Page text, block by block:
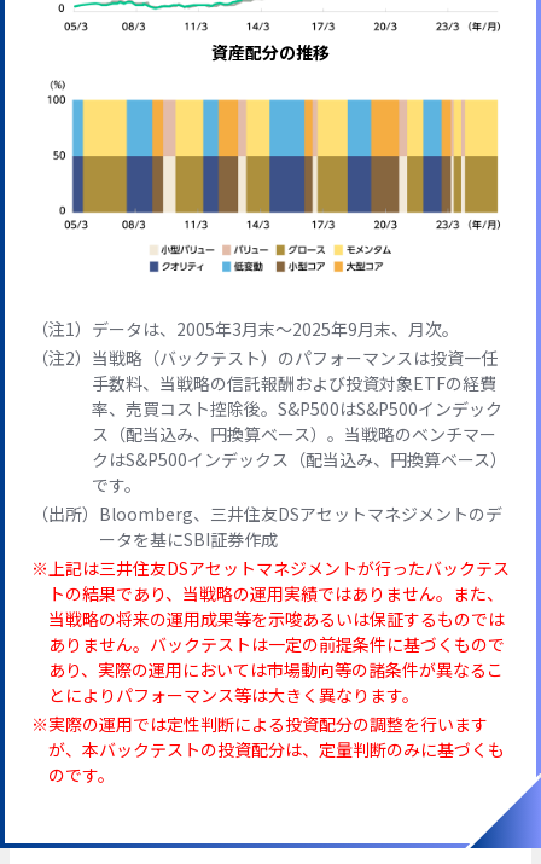
資産配分の推移
データは、2005年3月末～2025年9月末、月次。
当戦略（バックテスト）のパフォーマンスは投資一任
手数料、当戦略の信託報酬および投資対象ETFの経費
率、売買コスト控除後。S&P500はS&P500インデック
ス（配当込み、円換算ベース）。当戦略のベンチマー
クはS&P500インデックス（配当込み、円換算ベース）
です。
（出所） Bloomberg、三井住友DSアセットマネジメントのデ
ータを基にSBI証券作成
上記は三井住友DSアセットマネジメントが行ったバックテス
トの結果であり、当戦略の運用実績ではありません。また、
当戦略の将来の運用成果等を示唆あるいは保証するものでは
ありません。バックテストは一定の前提条件に基づくもので
あり、実際の運用においては市場動向等の諸条件が異なるこ
とによりパフォーマンス等は大きく異なります。
実際の運⽤では定性判断による投資配分の調整を⾏います
が、本バックテストの投資配分は、定量判断のみに基づくも
のです。